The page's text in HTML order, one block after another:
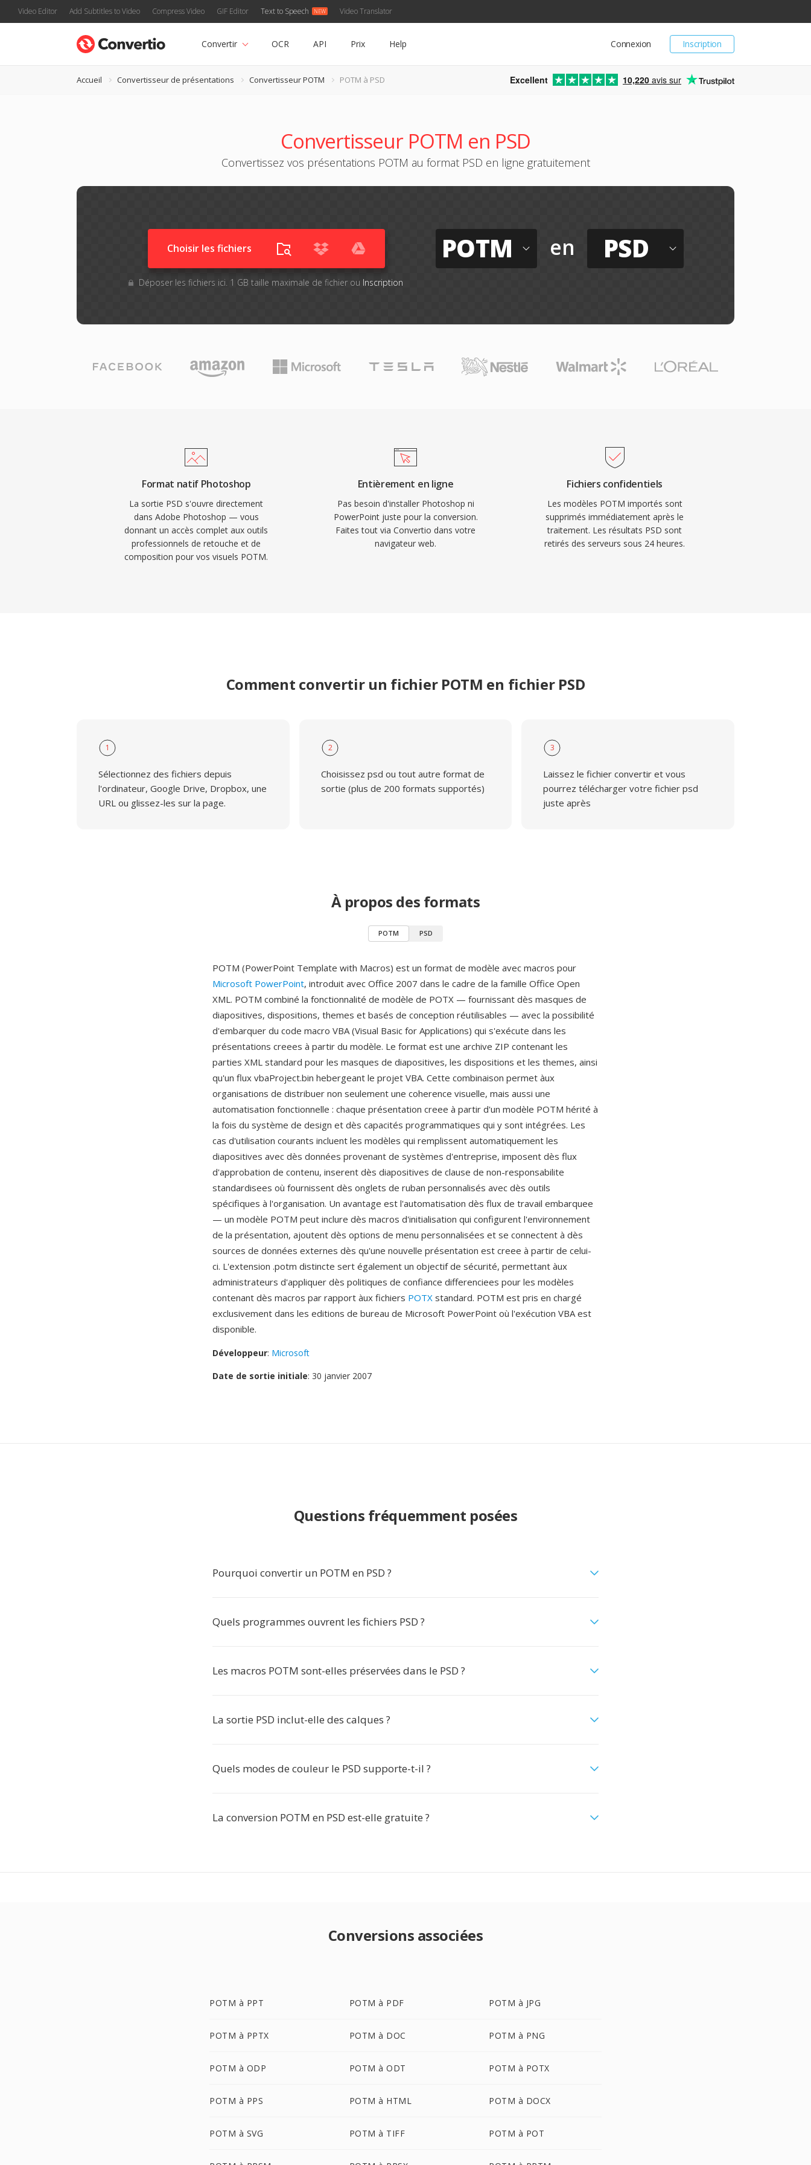
Video Editor Add Subtitles to Video Compress Video GIF Editor Text to Speech Video Translator
Inscription
Connexion
Convertir OCR API Prix Help
Accueil Convertisseur de présentations Convertisseur POTM POTM à PSD Excellent 10,220 avis sur
Convertisseur POTM en PSD
Convertissez vos présentations POTM au format PSD en ligne gratuitement
Choisir les fichiers
Déposer les fichiers ici. 1 GB taille maximale de fichier ou Inscription
POTM en PSD
Format natif Photoshop
La sortie PSD s'ouvre directement
dans Adobe Photoshop — vous
donnant un accès complet aux outils
professionnels de retouche et de
composition pour vos visuels POTM.
Entièrement en ligne
Pas besoin d'installer Photoshop ni
PowerPoint juste pour la conversion.
Faites tout via Convertio dans votre
navigateur web.
Fichiers confidentiels
Les modèles POTM importés sont
supprimés immédiatement après le
traitement. Les résultats PSD sont
retirés des serveurs sous 24 heures.
Comment convertir un fichier POTM en fichier PSD
1
Sélectionnez des fichiers depuis
l'ordinateur, Google Drive, Dropbox, une
URL ou glissez-les sur la page.
2
Choisissez psd ou tout autre format de
sortie (plus de 200 formats supportés)
3
Laissez le fichier convertir et vous
pourrez télécharger votre fichier psd
juste après
À propos des formats
POTM PSD
POTM (PowerPoint Template with Macros) est un format de modèle avec macros pour
Microsoft PowerPoint, introduit avec Office 2007 dans le cadre de la famille Office Open
XML. POTM combiné la fonctionnalité de modèle de POTX — fournissant dès masques de
diapositives, dispositions, themes et basés de conception réutilisables — avec la possibilité
d'embarquer du code macro VBA (Visual Basic for Applications) qui s'exécute dans les
présentations creees à partir du modèle. Le format est une archive ZIP contenant les
parties XML standard pour les masques de diapositives, les dispositions et les themes, ainsi
qu'un flux vbaProject.bin hebergeant le projet VBA. Cette combinaison permet àux
organisations de distribuer non seulement une coherence visuelle, mais aussi une
automatisation fonctionnelle : chaque présentation creee à partir d'un modèle POTM hérité à
la fois du système de design et dès capacités programmatiques qui y sont intégrées. Les
cas d'utilisation courants incluent les modèles qui remplissent automatiquement les
diapositives avec dès données provenant de systèmes d'entreprise, imposent dès flux
d'approbation de contenu, inserent dès diapositives de clause de non-responsabilite
standardisees où fournissent dès onglets de ruban personnalisés avec dès outils
spécifiques à l'organisation. Un avantage est l'automatisation dès flux de travail embarquee
— un modèle POTM peut inclure dès macros d'initialisation qui configurent l'environnement
de la présentation, ajoutent dès options de menu personnalisées et se connectent à dès
sources de données externes dès qu'une nouvelle présentation est creee à partir de celui-
ci. L'extension .potm distincte sert également un objectif de sécurité, permettant àux
administrateurs d'appliquer dès politiques de confiance differenciees pour les modèles
contenant dès macros par rapport àux fichiers POTX standard. POTM est pris en chargé
exclusivement dans les editions de bureau de Microsoft PowerPoint où l'exécution VBA est
disponible.
Développeur: Microsoft
Date de sortie initiale: 30 janvier 2007
Questions fréquemment posées
Pourquoi convertir un POTM en PSD ?
Quels programmes ouvrent les fichiers PSD ?
Les macros POTM sont-elles préservées dans le PSD ?
La sortie PSD inclut-elle des calques ?
Quels modes de couleur le PSD supporte-t-il ?
La conversion POTM en PSD est-elle gratuite ?
Conversions associées
POTM à PPT POTM à PDF POTM à JPG
POTM à PPTX POTM à DOC POTM à PNG
POTM à ODP POTM à ODT POTM à POTX
POTM à PPS POTM à HTML POTM à DOCX
POTM à SVG POTM à TIFF POTM à POT